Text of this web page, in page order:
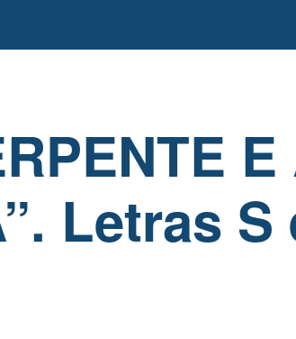
E
Letras S